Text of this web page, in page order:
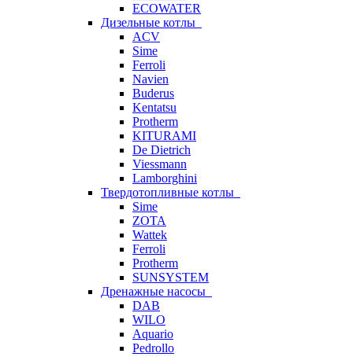
ECOWATER
Дизельные котлы
ACV
Sime
Ferroli
Navien
Buderus
Kentatsu
Protherm
KITURAMI
De Dietrich
Viessmann
Lamborghini
Твердотопливные котлы
Sime
ZOTA
Wattek
Ferroli
Protherm
SUNSYSTEM
Дренажные насосы
DAB
WILO
Aquario
Pedrollo